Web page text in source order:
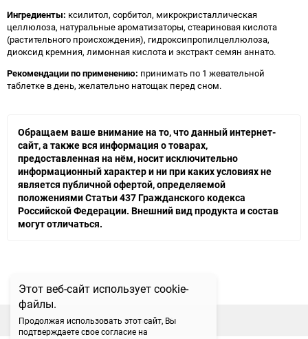
Этот веб-сайт использует cookie-
файлы.
Продолжая использовать этот сайт, Вы
подтверждаете свое согласие на
Ингредиенты: ксилитол, сорбитол, микрокристаллическая
целлюлоза, натуральные ароматизаторы, стеариновая кислота
(растительного происхождения), гидроксипропилцеллюлоза,
диоксид кремния, лимонная кислота и экстракт семян аннато.
Рекомендации по применению: принимать по 1 жевательной
таблетке в день, желательно натощак перед сном.
Обращаем ваше внимание на то, что данный интернет-
сайт, а также вся информация о товарах,
предоставленная на нём, носит исключительно
информационный характер и ни при каких условиях не
является публичной офертой, определяемой
положениями Статьи 437 Гражданского кодекса
Российской Федерации. Внешний вид продукта и состав
могут отличаться.
наверх